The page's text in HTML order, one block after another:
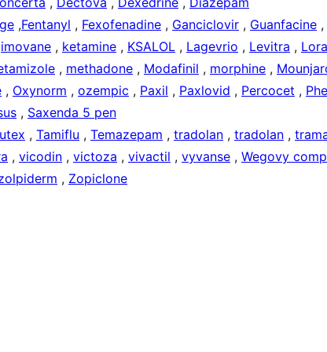
,Fentanyl , Fexofenadine , Ganciclovir , Guanfacine ,
imovane , ketamine , KSALOL , Lagevrio , Levitra ,
, methadone , Modafinil , morphine ,
, Oxynorm , ozempic , Paxil , Paxlovid , Percocet ,
, Saxenda 5 pen
, Tamiflu , Temazepam , tradolan , tradolan ,
, vicodin , victoza , vivactil , vyvanse , Wegovy
, Zopiclone